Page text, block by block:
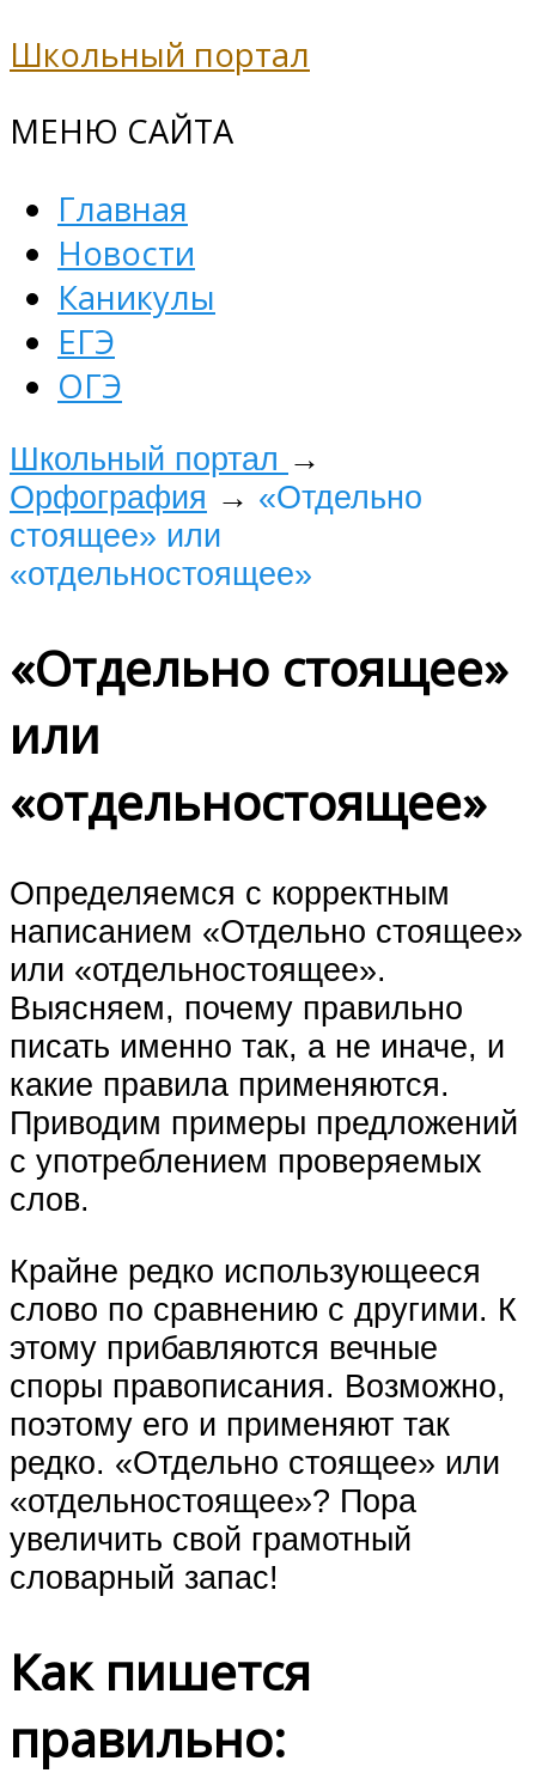
Школьный портал
МЕНЮ САЙТА
Главная
Новости
Каникулы
ЕГЭ
ОГЭ
Школьный портал →
Орфография → «Отдельно
стоящее» или
«отдельностоящее»
«Отдельно стоящее»
или
«отдельностоящее»
Определяемся с корректным
написанием «Отдельно стоящее»
или «отдельностоящее».
Выясняем, почему правильно
писать именно так, а не иначе, и
какие правила применяются.
Приводим примеры предложений
с употреблением проверяемых
слов.
Крайне редко использующееся
слово по сравнению с другими. К
этому прибавляются вечные
споры правописания. Возможно,
поэтому его и применяют так
редко. «Отдельно стоящее» или
«отдельностоящее»? Пора
увеличить свой грамотный
словарный запас!
Как пишется
правильно: